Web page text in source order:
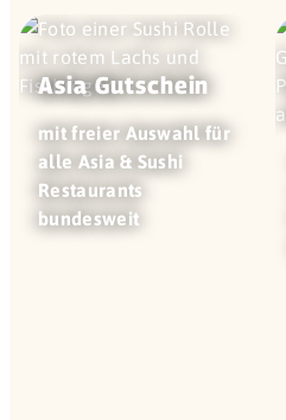
Asia Gutschein
mit freier Auswahl für
alle Asia & Sushi
Restaurants
bundesweit